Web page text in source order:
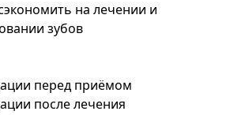
на лечении и
зубов
перед приёмом
после лечения